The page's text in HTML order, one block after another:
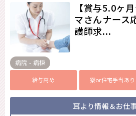
【賞与5.0ヶ
マさんナース
護師求...
病院 - 病棟
給与高め 寮or住宅手当あり
耳より情報＆お仕